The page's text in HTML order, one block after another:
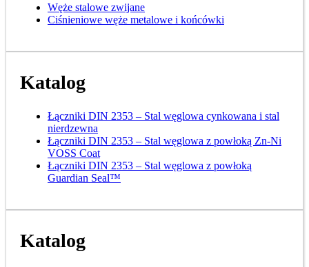
Węże stalowe zwijane
Ciśnieniowe węże metalowe i końcówki
Katalog
Łączniki DIN 2353 – Stal węglowa cynkowana i stal
nierdzewna
Łączniki DIN 2353 – Stal węglowa z powłoką Zn-Ni
VOSS Coat
Łączniki DIN 2353 – Stal węglowa z powłoką
Guardian Seal™
Katalog